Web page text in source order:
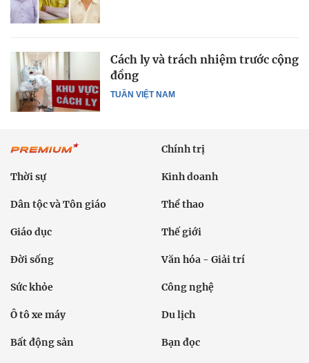
TUẦN VIỆT NAM
Cách ly và trách nhiệm trước cộng
đồng
Chính trị
Thời sự Kinh doanh
Dân tộc và Tôn giáo Thể thao
Giáo dục Thế giới
Đời sống Văn hóa - Giải trí
Sức khỏe Công nghệ
Ô tô xe máy Du lịch
Bất động sản Bạn đọc